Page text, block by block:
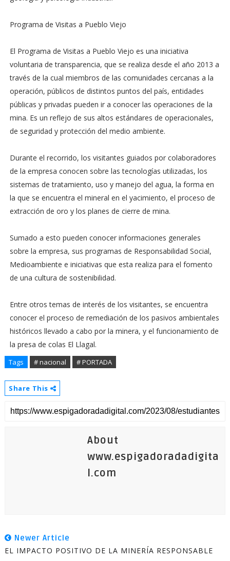
Programa de Visitas a Pueblo Viejo
El Programa de Visitas a Pueblo Viejo es una iniciativa
voluntaria de transparencia, que se realiza desde el año 2013 a
través de la cual miembros de las comunidades cercanas a la
operación, públicos de distintos puntos del país, entidades
públicas y privadas pueden ir a conocer las operaciones de la
mina. Es un reflejo de sus altos estándares de operacionales,
de seguridad y protección del medio ambiente.
Durante el recorrido, los visitantes guiados por colaboradores
de la empresa conocen sobre las tecnologías utilizadas, los
sistemas de tratamiento, uso y manejo del agua, la forma en
la que se encuentra el mineral en el yacimiento, el proceso de
extracción de oro y los planes de cierre de mina.
Sumado a esto pueden conocer informaciones generales
sobre la empresa, sus programas de Responsabilidad Social,
Medioambiente e iniciativas que esta realiza para el fomento
de una cultura de sostenibilidad.
Entre otros temas de interés de los visitantes, se encuentra
conocer el proceso de remediación de los pasivos ambientales
históricos llevado a cabo por la minera, y el funcionamiento de
la presa de colas El Llagal.
Tags # nacional # PORTADA
Share This
About
www.espigadoradadigita
l.com
Newer Article
EL IMPACTO POSITIVO DE LA MINERÍA RESPONSABLE